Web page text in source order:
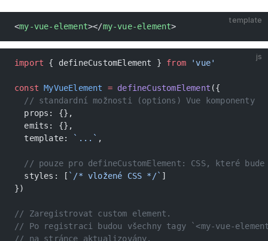
template
<my-vue-element></my-vue-element>
js
import { defineCustomElement } from 'vue'
const MyVueElement = defineCustomElement ({
  // standardní možnosti (options) Vue komponenty
  props: {},
  emits: {},
  template:
`...` ,
// pouze pro defineCustomElement: CSS, které
  styles: [
`/* vložené CSS */` ]
})
// Zaregistrovat custom element.
// Po registraci budou všechny tagy `<my-vue-
// na stránce aktualizovány.